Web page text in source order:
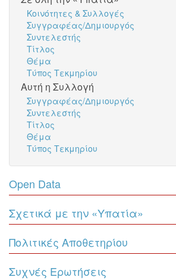
Κοινότητες & Συλλογές
Συγγραφέας/Δημιουργός
Συντελεστής
Τίτλος
Θέμα
Τύπος Τεκμηρίου
Αυτή η Συλλογή
Συγγραφέας/Δημιουργός
Συντελεστής
Τίτλος
Θέμα
Τύπος Τεκμηρίου
Open Data
Σχετικά με την «Υπατία»
Πολιτικές Αποθετηρίου
Συχνές Ερωτήσεις